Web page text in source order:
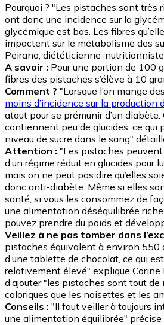
Pourquoi ? "Les pistaches sont très
ont donc une incidence sur la
glycémique est bas. Les fibres
impactent sur le métabolisme des
Peirano, diététicienne-nutritionniste.
A savoir : Pour une portion de 100
fibres des pistaches s’élève à 10
Comment ? "Lorsque l’on mange
moins d’incidence sur la production
atout pour se prémunir d’un diabète.
contiennent peu de glucides, ce qui
niveau de sucre dans le sang"
Attention : "Les pistaches
d’un régime réduit en glucides pour
mais on ne peut pas dire qu’elles
donc anti-diabète. Même si elles
santé, si vous les consommez de
une alimentation déséquilibrée riche
pouvez prendre du poids et
Veillez à ne pas tomber dans
pistaches équivalent à environ 550
d’une tablette de chocolat, ce qui
relativement élevé" explique
d’ajouter "les pistaches sont tout de
caloriques que les noisettes et les
Conseils : "Il faut veiller à toujours
une alimentation équilibrée" précise